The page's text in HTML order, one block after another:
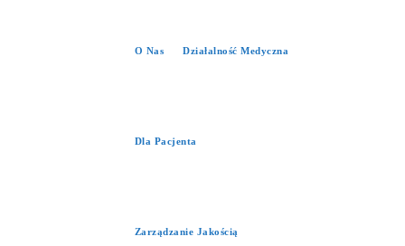
O Nas Działalność Medyczna
Dla Pacjenta
Zarządzanie Jakością